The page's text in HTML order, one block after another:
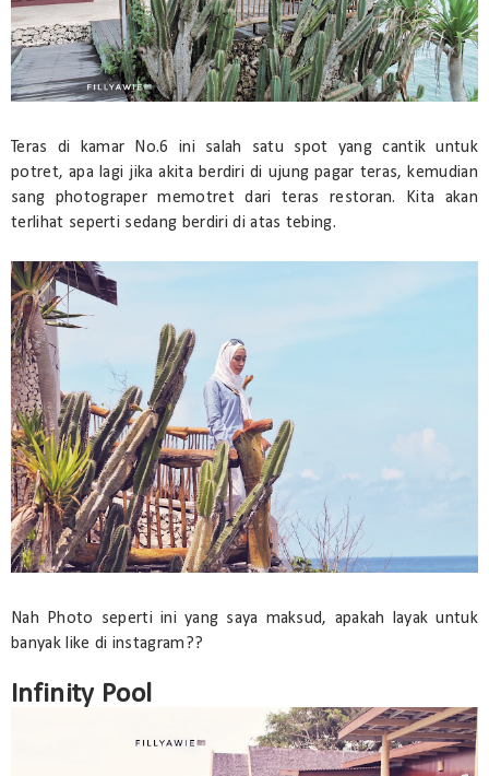
Teras di kamar No.6 ini salah satu spot yang cantik untuk
potret, apa lagi jika akita berdiri di ujung pagar teras, kemudian
sang photograper memotret dari teras restoran. Kita akan
terlihat seperti sedang berdiri di atas tebing.
Nah Photo seperti ini yang saya maksud, apakah layak untuk
banyak like di instagram??
Infinity Pool